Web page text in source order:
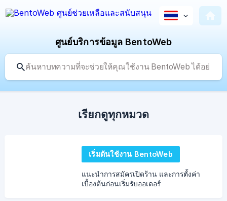
ศูนย์บริการข้อมูล BentoWeb
เรียกดูทุกหมวด
เริ่มต้นใช้งาน BentoWeb
แนะนำการสมัครเปิดร้าน และการตั้งค่า
เบื้องต้นก่อนเริ่มรับออเดอร์